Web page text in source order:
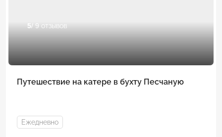
5/ 9 отзывов
Путешествие на катере в бухту Песчаную
Ежедневно